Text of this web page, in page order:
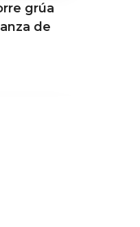
grúa
de